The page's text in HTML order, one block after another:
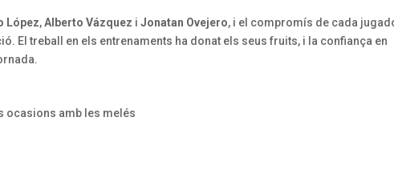
López,Alberto Vázquez iJonatan Ovejero, i el compromís de cada
El treball en els entrenaments ha donat els seus fruits, i la confiança en
ocasions amb les melés